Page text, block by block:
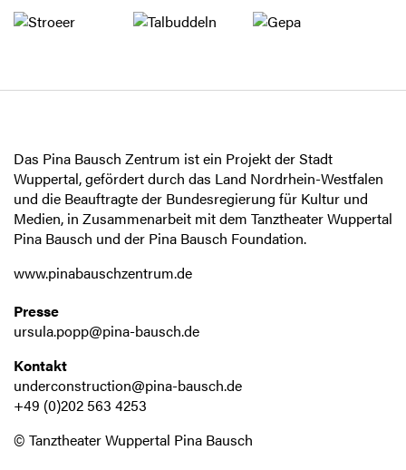
Das Pina Bausch Zentrum ist ein Projekt der Stadt
Wuppertal, gefördert durch das Land Nordrhein-Westfalen
und die Beauftragte der Bundesregierung für Kultur und
Medien, in Zusammenarbeit mit dem Tanztheater Wuppertal
Pina Bausch und der Pina Bausch Foundation.
www.pinabauschzentrum.de
Presse
ursula.popp@pina-bausch.de
Kontakt
underconstruction@pina-bausch.de
+49 (0)202 563 4253
© Tanztheater Wuppertal Pina Bausch